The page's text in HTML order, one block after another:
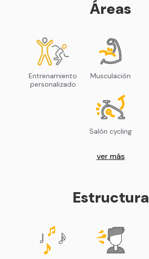
Áreas
Entrenamiento
personalizado
Musculación
Salón cycling
ver más
Estructura